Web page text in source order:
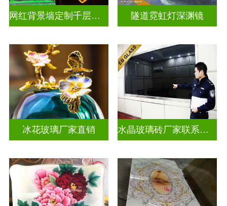
网红背景墙定制千层镜深渊镜 隧道霓虹灯深渊镜
冰花玻璃厂家直销 水晶玻璃砖厂家联系方式